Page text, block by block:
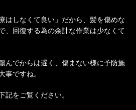
はしなくて良い」だから、髪を傷めな
、回復する為の余計な作業は少なくて
んでからは遅く、傷まない様に予防施
ですね。
をご覧ください。